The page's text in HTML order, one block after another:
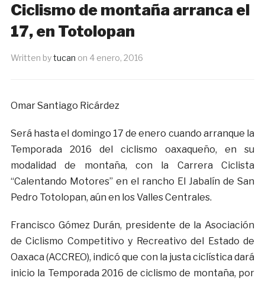
Ciclismo de montaña arranca el
17, en Totolopan
Written bytucan on 4 enero, 2016
Omar Santiago Ricárdez
Será hasta el domingo 17 de enero cuando arranque la
Temporada 2016 del ciclismo oaxaqueño, en su
modalidad de montaña, con la Carrera Ciclista
“Calentando Motores” en el rancho El Jabalín de San
Pedro Totolopan, aún en los Valles Centrales.
Francisco Gómez Durán, presidente de la Asociación
de Ciclismo Competitivo y Recreativo del Estado de
Oaxaca (ACCREO), indicó que con la justa ciclística dará
inicio la Temporada 2016 de ciclismo de montaña, por